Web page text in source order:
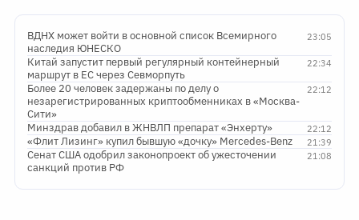
23:05
ВДНХ может войти в основной список Всемирного
наследия ЮНЕСКО
22:34
Китай запустит первый регулярный контейнерный
маршрут в ЕС через Севморпуть
22:12
Более 20 человек задержаны по делу о
незарегистрированных криптообменниках в «Москва-
Сити»
22:12
Минздрав добавил в ЖНВЛП препарат «Энхерту»
21:39
«Флит Лизинг» купил бывшую «дочку» Mercedes-Benz
21:08
Сенат США одобрил законопроект об ужесточении
санкций против РФ